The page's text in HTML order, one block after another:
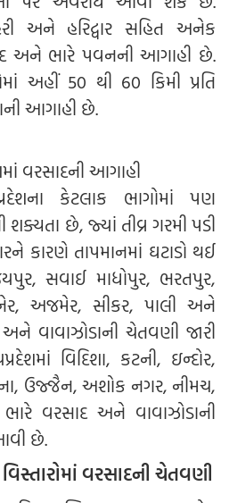
અને હરિદ્વાર સહિત અનેક
અને ભારે પવનની આગાહી છે.
અહીં 50 થી 60 કિમી પ્રતિ
આગાહી છે.
વરસાદની આગાહી
કેટલાક ભાગોમાં પણ
શક્યતા છે, જ્યાં તીવ્ર ગરમી પડી
કારણે તાપમાનમાં ઘટાડો થઈ
સવાઈ માધોપુર, ભરતપુર,
અજમેર, સીકર, પાલી અને
વાવાઝોડાની ચેતવણી જારી
વિદિશા, કટની, ઇન્દોર,
ઉજ્જૈન, અશોક નગર, નીમચ,
વરસાદ અને વાવાઝોડાની
છે.
વરસાદની ચેતવણી